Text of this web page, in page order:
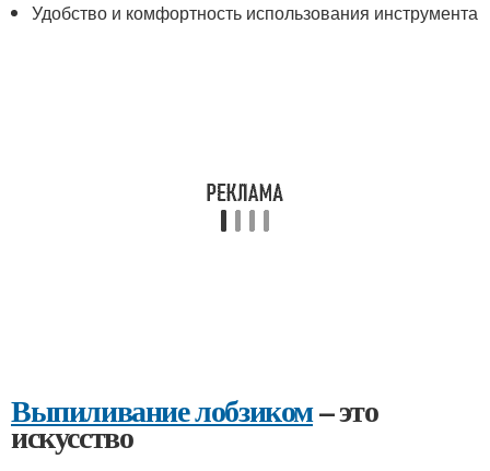
Удобство и комфортность использования инструмента
Выпиливание лобзиком– это
искусство